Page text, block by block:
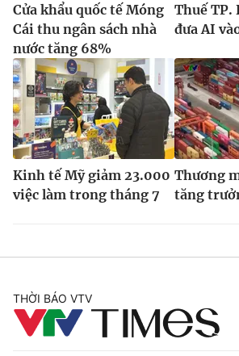
Cửa khẩu quốc tế Móng
Cái thu ngân sách nhà
nước tăng 68%
Thuế TP.
đưa AI
Kinh tế Mỹ giảm 23.000
việc làm trong tháng 7
Thương
tăng
THỜI BÁO VTV